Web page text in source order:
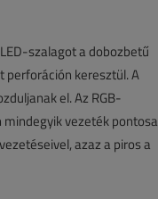
szalagot a dobozbetű
perforáción keresztül. A
el. Az RGB-
vezeték
azaz a piros a